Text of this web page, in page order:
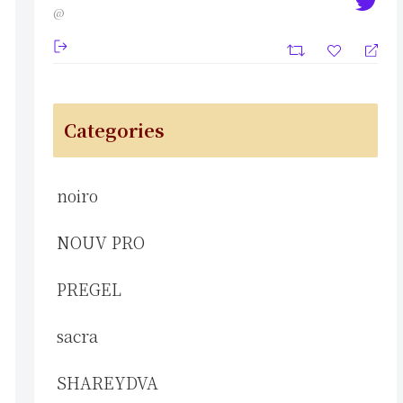
@
Categories
noiro
NOUV PRO
PREGEL
sacra
SHAREYDVA